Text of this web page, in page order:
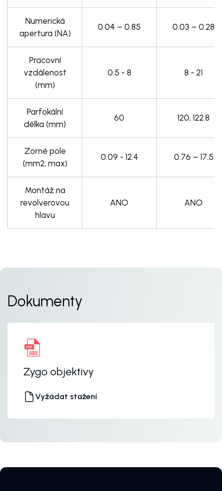
Numerická
apertura (NA)
0.04 – 0.85 0.03 – 0.28
Pracovní
vzdálenost
(mm)
0.5 - 8 8 - 21
Parfokální
délka (mm)
60 120, 122.8
Zorné pole
(mm2; max)
0.09 - 12.4 0.76 – 17.5
Montáž na
revolverovou
hlavu
ANO ANO
Dokumenty
Zygo objektivy
Vyžádat stažení